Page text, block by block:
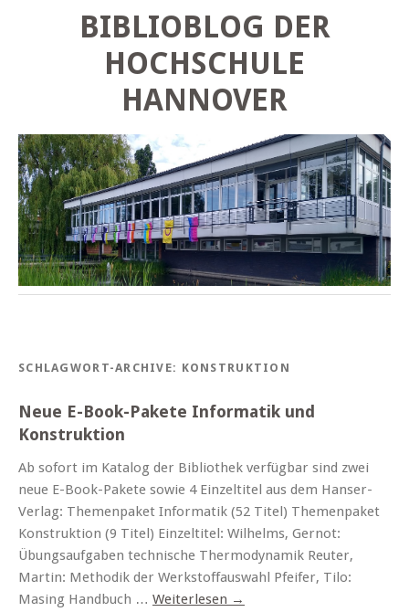
BIBLIOBLOG DER
HOCHSCHULE
HANNOVER
SCHLAGWORT-ARCHIVE: KONSTRUKTION
Neue E-Book-Pakete Informatik und
Konstruktion
Ab sofort im Katalog der Bibliothek verfügbar sind zwei
neue E-Book-Pakete sowie 4 Einzeltitel aus dem Hanser-
Verlag: Themenpaket Informatik (52 Titel) Themenpaket
Konstruktion (9 Titel) Einzeltitel: Wilhelms, Gernot:
Übungsaufgaben technische Thermodynamik Reuter,
Martin: Methodik der Werkstoffauswahl Pfeifer, Tilo:
Masing Handbuch … Weiterlesen →